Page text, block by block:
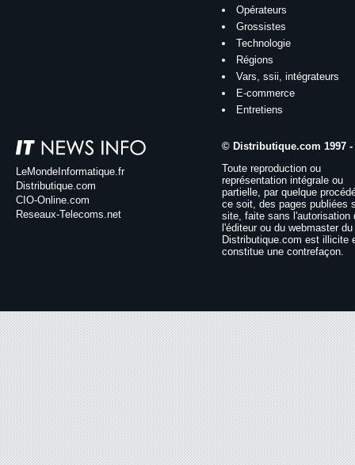
Opérateurs
Grossistes
Technologie
Régions
Vars, ssii, intégrateurs
E-commerce
Entretiens
LeMondeInformatique.fr
Distributique.com
CIO-Online.com
Reseaux-Telecoms.net
© Distributique.com 1997 -
Toute reproduction ou
représentation intégrale ou
partielle, par quelque
ce soit, des pages publiées
site, faite sans l'autorisation
l'éditeur ou du webmaster
Distributique.com est illicite
constitue une contrefaçon.